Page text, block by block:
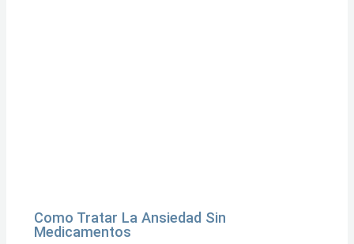
Como Tratar La Ansiedad Sin
Medicamentos